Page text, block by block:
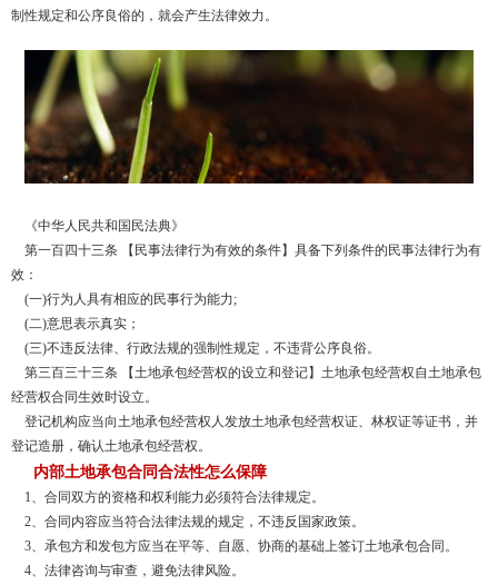
制性规定和公序良俗的，就会产生法律效力。
《中华人民共和国民法典》
第一百四十三条 【民事法律行为有效的条件】具备下列条件的民事法律行为有
效：
(一)行为人具有相应的民事行为能力;
(二)意思表示真实；
(三)不违反法律、行政法规的强制性规定，不违背公序良俗。
第三百三十三条 【土地承包经营权的设立和登记】土地承包经营权自土地承包
经营权合同生效时设立。
登记机构应当向土地承包经营权人发放土地承包经营权证、林权证等证书，并
登记造册，确认土地承包经营权。
内部土地承包合同合法性怎么保障
1、合同双方的资格和权利能力必须符合法律规定。
2、合同内容应当符合法律法规的规定，不违反国家政策。
3、承包方和发包方应当在平等、自愿、协商的基础上签订土地承包合同。
4、法律咨询与审查，避免法律风险。